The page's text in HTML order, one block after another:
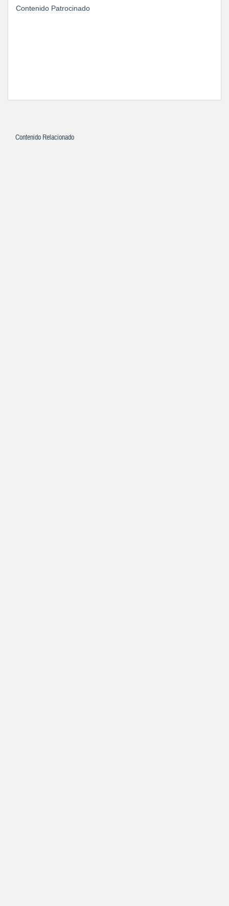
Contenido Patrocinado
Contenido Relacionado